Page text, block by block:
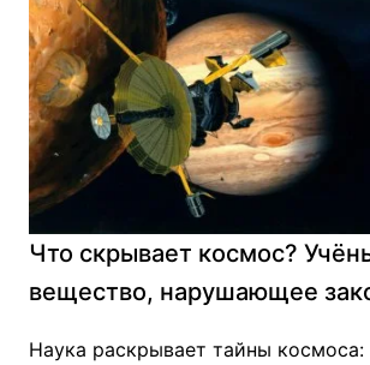
Что скрывает космос?
вещество, нарушающее
Наука раскрывает тайны